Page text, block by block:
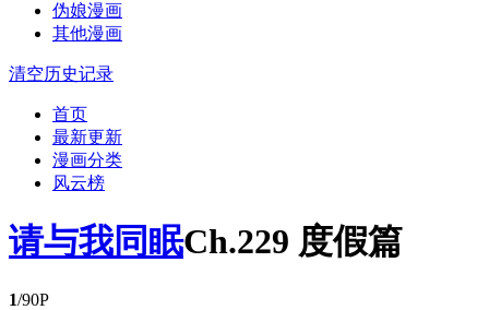
伪娘漫画
其他漫画
清空历史记录
首页
最新更新
漫画分类
风云榜
请与我同眠Ch.229 度假篇
1/90P